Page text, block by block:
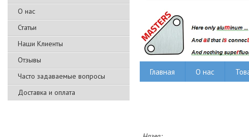
О нас
Статьи
Наши Клиенты
Отзывы
Часто задаваемые вопросы
Доставка и оплата
Главная О нас